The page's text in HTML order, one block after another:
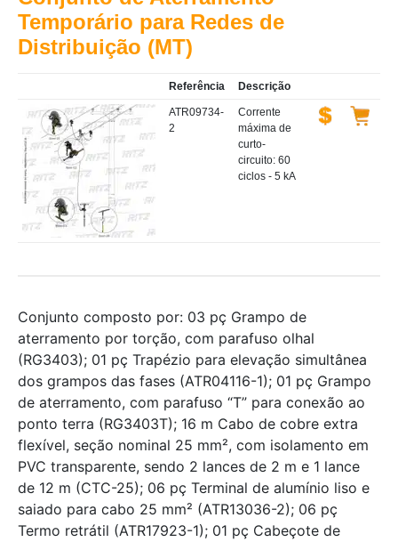
Temporário para Redes de
Distribuição (MT)
Referência Descrição
ATR09734-
2
Corrente
máxima de
curto-
circuito: 60
ciclos - 5 kA
Conjunto composto por: 03 pç Grampo de
aterramento por torção, com parafuso olhal
(RG3403); 01 pç Trapézio para elevação simultânea
dos grampos das fases (ATR04116-1); 01 pç Grampo
de aterramento, com parafuso “T” para conexão ao
ponto terra (RG3403T); 16 m Cabo de cobre extra
flexível, seção nominal 25 mm², com isolamento em
PVC transparente, sendo 2 lances de 2 m e 1 lance
de 12 m (CTC-25); 06 pç Terminal de alumínio liso e
saiado para cabo 25 mm² (ATR13036-2); 06 pç
Termo retrátil (ATR17923-1); 01 pç Cabeçote de